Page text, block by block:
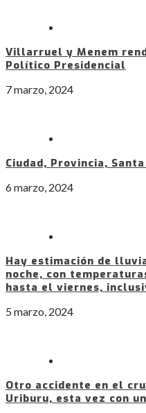
Villarruel y Menem
Político Presidencial
7 marzo, 2024
Ciudad, Provincia,
6 marzo, 2024
Hay estimación de
noche, con
hasta el viernes,
5 marzo, 2024
Otro accidente en el
Uriburu, esta vez con